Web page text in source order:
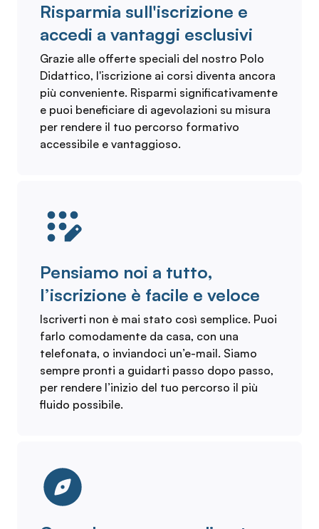
Risparmia sull'iscrizione e
accedi a vantaggi esclusivi
Grazie alle offerte speciali del nostro Polo
Didattico, l'iscrizione ai corsi diventa ancora
più conveniente. Risparmi significativamente
e puoi beneficiare di agevolazioni su misura
per rendere il tuo percorso formativo
accessibile e vantaggioso.
Pensiamo noi a tutto,
l’iscrizione è facile e veloce
Iscriverti non è mai stato così semplice. Puoi
farlo comodamente da casa, con una
telefonata, o inviandoci un’e-mail. Siamo
sempre pronti a guidarti passo dopo passo,
per rendere l’inizio del tuo percorso il più
fluido possibile.